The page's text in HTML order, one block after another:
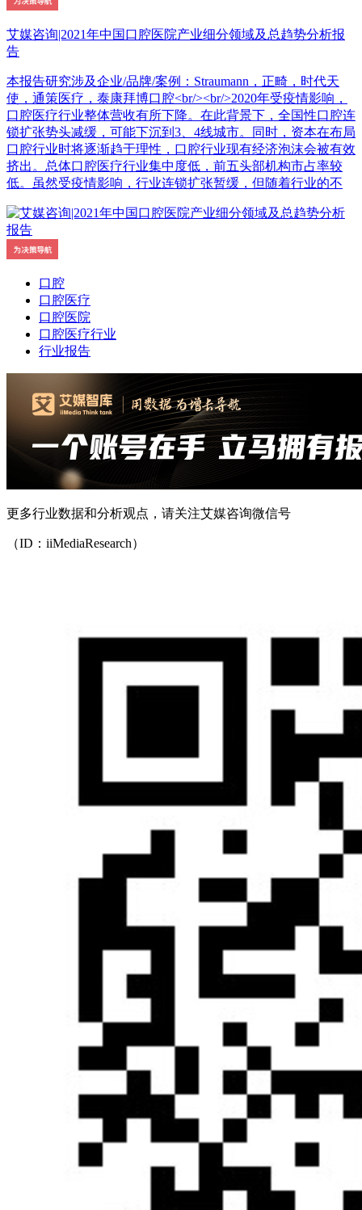
艾媒咨询|2021年中国口腔医院产业细分领域及总趋势分析报
告
本报告研究涉及企业/品牌/案例：Straumann，正畸，时代天
使，通策医疗，泰康拜博口腔<br/><br/>2020年受疫情影响，
口腔医疗行业整体营收有所下降。在此背景下，全国性口腔连
锁扩张势头减缓，可能下沉到3、4线城市。同时，资本在布局
口腔行业时将逐渐趋于理性，口腔行业现有经济泡沫会被有效
挤出。总体口腔医疗行业集中度低，前五头部机构市占率较
低。虽然受疫情影响，行业连锁扩张暂缓，但随着行业的不
口腔
口腔医疗
口腔医院
口腔医疗行业
行业报告
更多行业数据和分析观点，请关注艾媒咨询微信号
（ID：iiMediaResearch）